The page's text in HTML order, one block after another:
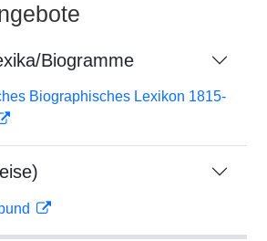
Biogramme
Biographisches Lexikon 1815-